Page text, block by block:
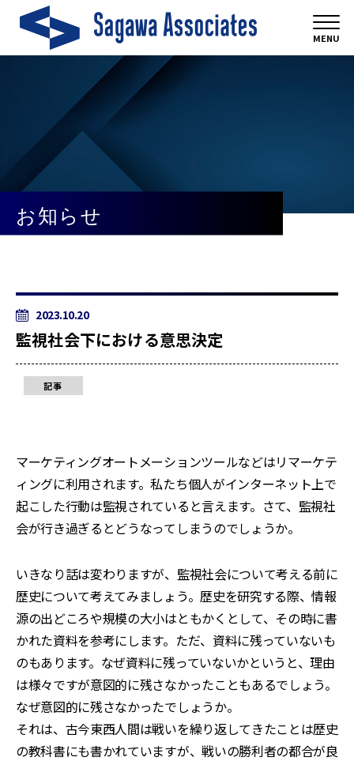
MENU
お知らせ
2023.10.20
監視社会下における意思決定
記事
マーケティングオートメーションツールなどはリマーケテ
ィングに利用されます。私たち個人がインターネット上で
起こした行動は監視されていると言えます。さて、監視社
会が行き過ぎるとどうなってしまうのでしょうか。
いきなり話は変わりますが、監視社会について考える前に
歴史について考えてみましょう。歴史を研究する際、情報
源の出どころや規模の大小はともかくとして、その時に書
かれた資料を参考にします。ただ、資料に残っていないも
のもあります。なぜ資料に残っていないかというと、理由
は様々ですが意図的に残さなかったこともあるでしょう。
なぜ意図的に残さなかったでしょうか。
それは、古今東西人間は戦いを繰り返してきたことは歴史
の教科書にも書かれていますが、戦いの勝利者の都合が良